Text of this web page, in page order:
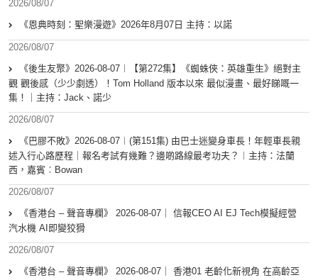
2026/08/07
《恩典時刻：聖樂漫遊》2026年8月07日 主持：以諾
2026/08/07
《後生友聚》2026-08-07︱【第272集】《蜘蛛俠：英雄重生》絕對主
觀 觀後感（少少劇透）！Tom Holland 版本以來 最似漫畫、最好睇嘅一
集！｜主持：Jack、諾少
2026/08/07
《巴膠不敗》2026-08-07︱(第151集) 由巴士迷變身車長！年輕車長親
述入行心路歷程｜報名考試有幾難？邊啲路線最考功夫？︱主持：法蘭
西，嘉賓︰Bowan
2026/08/07
《香港台 – 聲音專欄》 2026-08-07｜ 信報CEO AI EJ Tech模擬經營
汽水機 AI即變狡猾
2026/08/07
《香港台 – 聲音專欄》 2026-08-07｜ 香港01 老齡化新視角 在高齡亞